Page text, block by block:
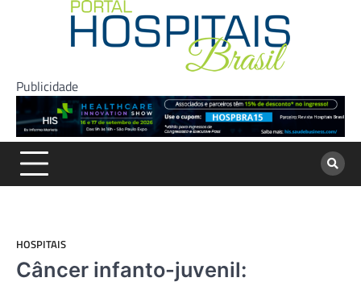
Publicidade
HOSPITAIS
Câncer infanto-juvenil: